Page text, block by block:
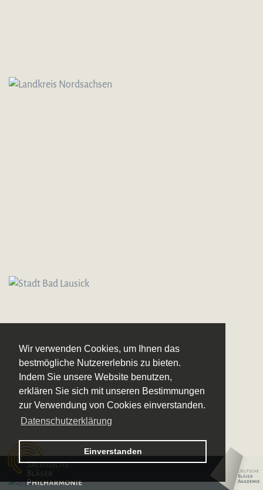
Wir verwenden Cookies, um Ihnen das
bestmögliche Nutzererlebnis zu bieten.
Indem Sie unsere Website benutzen,
erklären Sie sich mit unseren Bestimmungen
zur Verwendung von Cookies einverstanden.
Datenschutzerklärung
Einverstanden
Logo – Sächsische Bläserphilharmonie
Logo – Deutsche